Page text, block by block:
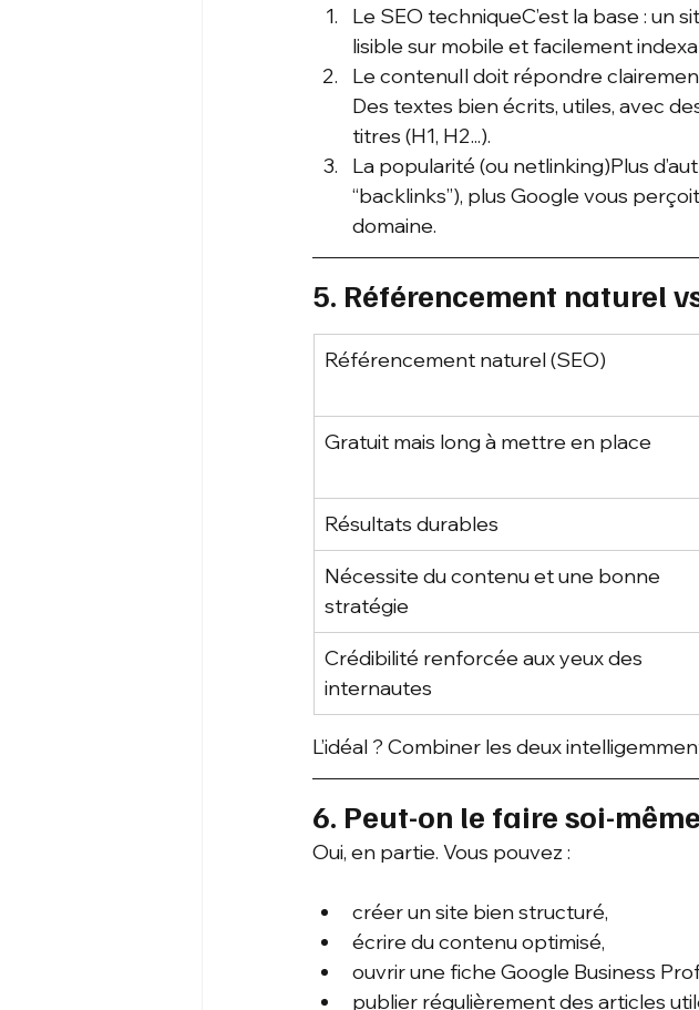
Le SEO techniqueC’est la base : un
lisible sur mobile et facilement
Le contenuIl doit répondre
Des textes bien écrits, utiles, avec
titres (H1, H2...).
La popularité (ou netlinking)Plus
“backlinks”), plus Google vous
domaine.
5. Référencement naturel
Référencement naturel (SEO)
Gratuit mais long à mettre en place
Résultats durables
Nécessite du contenu et une bonne
stratégie
Crédibilité renforcée aux yeux des
internautes
L’idéal ? Combiner les deux
6. Peut-on le faire soi-
Oui, en partie. Vous pouvez :
créer un site bien structuré,
écrire du contenu optimisé,
ouvrir une fiche Google Business
publier régulièrement des articles